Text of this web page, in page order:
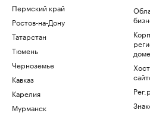
Пермский край
Ростов-на-Дону
Татарстан
Тюмень
Черноземье
Кавказ
Карелия
Мурманск